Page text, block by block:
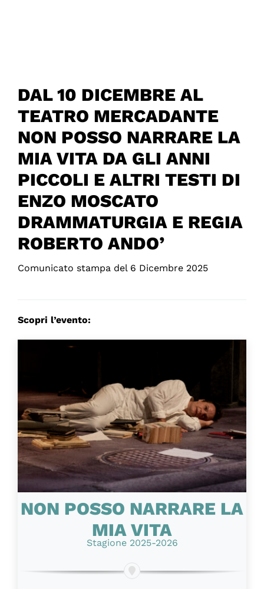
DAL 10 DICEMBRE AL
TEATRO MERCADANTE
NON POSSO NARRARE LA
MIA VITA DA GLI ANNI
PICCOLI E ALTRI TESTI DI
ENZO MOSCATO
DRAMMATURGIA E REGIA
ROBERTO ANDO’
Comunicato stampa del 6 Dicembre 2025
Scopri l’evento:
NON POSSO NARRARE LA
MIA VITA
Stagione 2025-2026